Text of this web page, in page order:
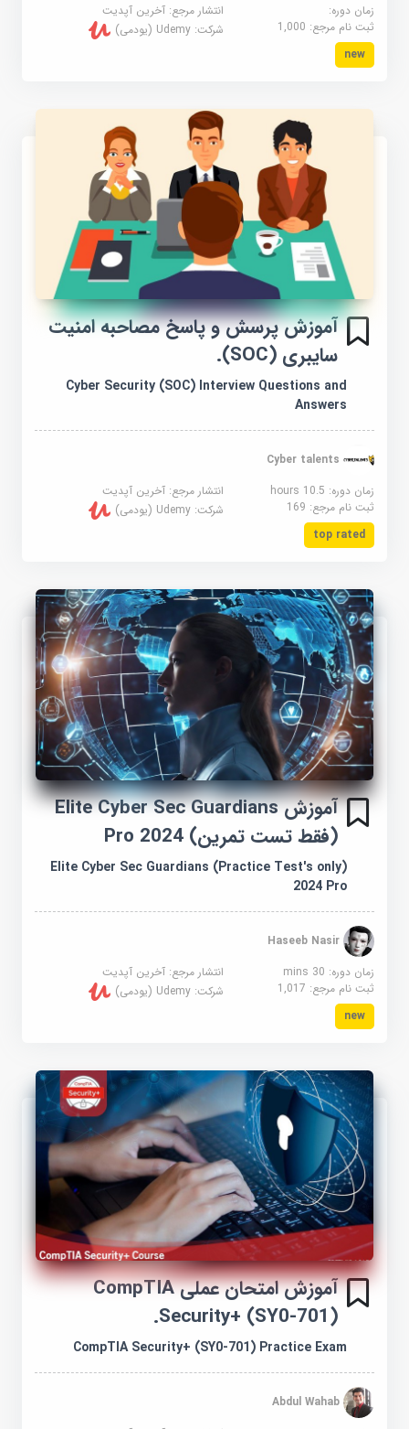
زمان دوره:
انتشار مرجع:آخرین آپدیت
ثبت نام مرجع:1,000 شرکت:Udemy (یودمی)
new
آموزش پرسش و پاسخ مصاحبه امنیت
سایبری (SOC).
Cyber Security (SOC) Interview Questions and
Answers
Cyber talents
زمان دوره: 10.5 hours
انتشار مرجع:آخرین آپدیت
ثبت نام مرجع:169 شرکت:Udemy (یودمی)
top rated
آموزش Elite Cyber ​​Sec Guardians
(فقط تست تمرین) 2024 Pro
Elite Cyber Sec Guardians (Practice Test's only)
2024 Pro
Haseeb Nasir
زمان دوره: 30 mins
انتشار مرجع:آخرین آپدیت
ثبت نام مرجع:1,017 شرکت:Udemy (یودمی)
new
آموزش امتحان عملی CompTIA
Security+ (SY0-701).
CompTIA Security+ (SY0-701) Practice Exam
Abdul Wahab